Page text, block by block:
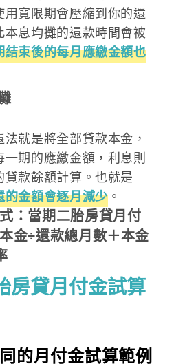
用寬限期會壓縮到你的還
本息均攤的還款時間會被
結束後的每月應繳金額也
就是將全部貸款本金，
一期的應繳金額，利息則
貸款餘額計算。也就是
的金額會逐月減少。
：當期二胎房貸月付
金÷還款總月數＋本金
房貸月付金試算
的月付金試算範例